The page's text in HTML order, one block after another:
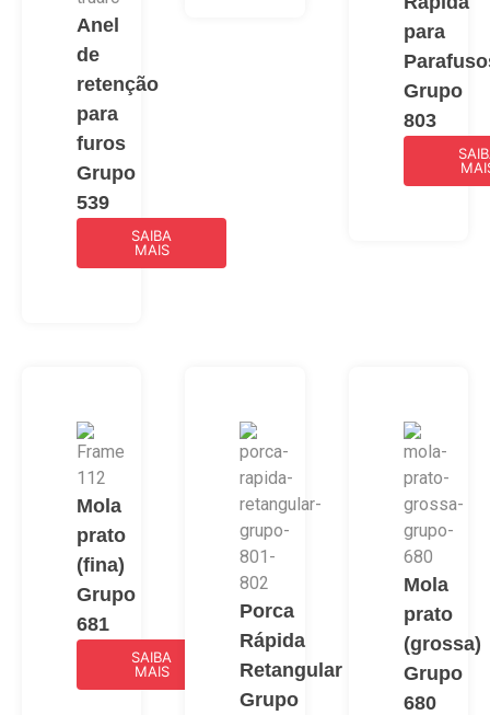
Anel
de
retenção
para
furos
Grupo
539
SAIBA
MAIS
para
Grupo
803
Mola
prato
(fina)
Grupo
681
SAIBA
MAIS
Porca
Rápida
Retangular
Grupo
Mola
prato
(grossa)
Grupo
680